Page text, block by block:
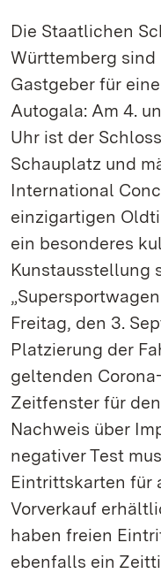
Die Staatlichen
Württemberg sind
Gastgeber für
Autogala: Am 4.
Uhr ist der
Schauplatz und
International
einzigartigen
ein besonderes
Kunstausstellung
Freitag, den 3.
Platzierung der
geltenden
Zeitfenster für
Nachweis über
negativer Test
Eintrittskarten für
Vorverkauf
haben freien
ebenfalls ein